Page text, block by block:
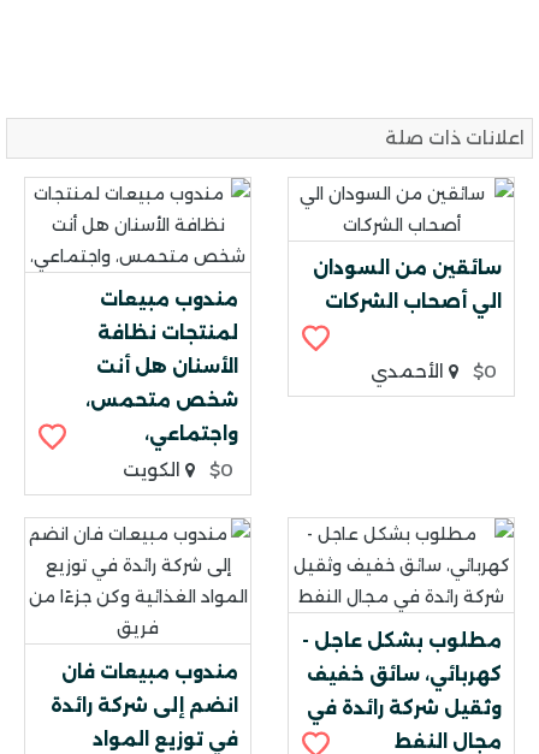
اعلانات ذات صلة
سائقين من السودان
الي أصحاب الشركات
$0 الأحمدي
مندوب مبيعات
لمنتجات نظافة
الأسنان هل أنت
شخص متحمس،
واجتماعي،
$0
الكويت
مطلوب بشكل عاجل -
كهربائي، سائق خفيف
وثقيل شركة رائدة في
مجال النفط
مندوب مبيعات فان
انضم إلى شركة رائدة
في توزيع المواد